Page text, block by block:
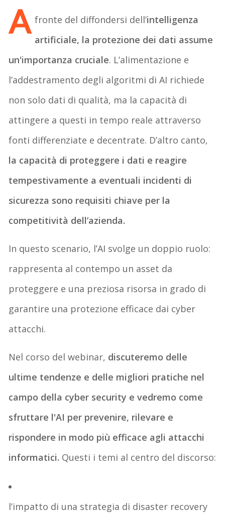
A fronte del diffondersi dell’intelligenza
artificiale, la protezione dei dati assume
un'importanza cruciale. L’alimentazione e
l’addestramento degli algoritmi di AI richiede
non solo dati di qualità, ma la capacità di
attingere a questi in tempo reale attraverso
fonti differenziate e decentrate. D’altro canto,
la capacità di proteggere i dati e reagire
tempestivamente a eventuali incidenti di
sicurezza sono requisiti chiave per la
competitività dell’azienda.
In questo scenario, l’AI svolge un doppio ruolo:
rappresenta al contempo un asset da
proteggere e una preziosa risorsa in grado di
garantire una protezione efficace dai cyber
attacchi.
Nel corso del webinar, discuteremo delle
ultime tendenze e delle migliori pratiche nel
campo della cyber security e vedremo come
sfruttare l'AI per prevenire, rilevare e
rispondere in modo più efficace agli attacchi
informatici. Questi i temi al centro del discorso:
l’impatto di una strategia di disaster recovery